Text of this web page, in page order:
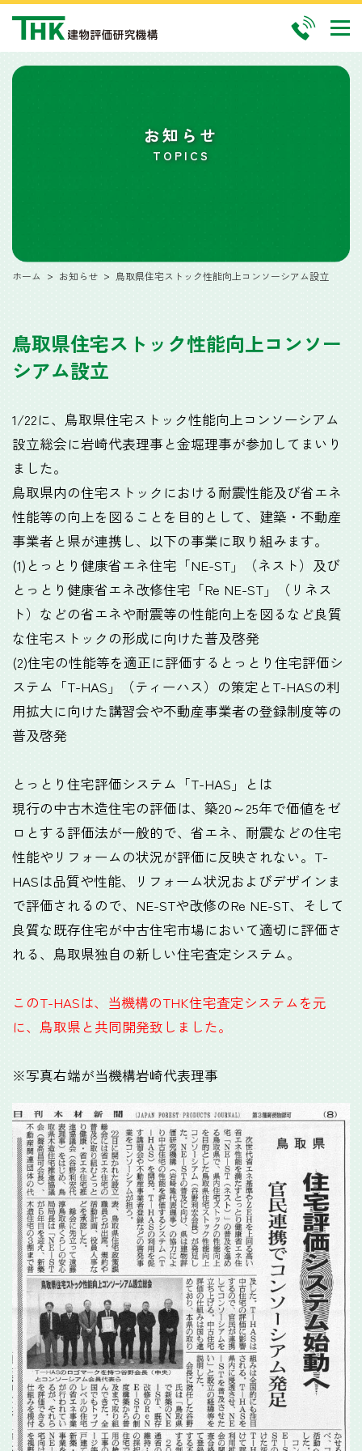
お知らせ
TOPICS
ホーム お知らせ 鳥取県住宅ストック性能向上コンソーシアム設立
鳥取県住宅ストック性能向上コンソー
シアム設立
1/22に、鳥取県住宅ストック性能向上コンソーシアム
設立総会に岩崎代表理事と金堀理事が参加してまいり
ました。
鳥取県内の住宅ストックにおける耐震性能及び省エネ
性能等の向上を図ることを目的として、建築・不動産
事業者と県が連携し、以下の事業に取り組みます。
(1)とっとり健康省エネ住宅「NE-ST」（ネスト）及び
とっとり健康省エネ改修住宅「Re NE-ST」（リネス
ト）などの省エネや耐震等の性能向上を図るなど良質
な住宅ストックの形成に向けた普及啓発
(2)住宅の性能等を適正に評価するとっとり住宅評価シ
ステム「T-HAS」（ティーハス）の策定とT-HASの利
用拡大に向けた講習会や不動産事業者の登録制度等の
普及啓発
とっとり住宅評価システム「T-HAS」とは
現行の中古木造住宅の評価は、築20～25年で価値をゼ
ロとする評価法が一般的で、省エネ、耐震などの住宅
性能やリフォームの状況が評価に反映されない。T-
HASは品質や性能、リフォーム状況およびデザインま
で評価されるので、NE-STや改修のRe NE-ST、そして
良質な既存住宅が中古住宅市場において適切に評価さ
れる、鳥取県独自の新しい住宅査定システム。
このT-HASは、当機構のTHK住宅査定システムを元
に、鳥取県と共同開発致しました。
※写真右端が当機構岩崎代表理事